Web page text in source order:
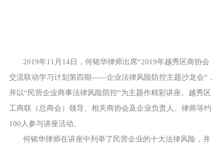
2019年11月14日，何铭华律师出席“2019年越秀区商协会
交流联动学习计划第四期——企业法律风险防控主题沙龙会”，
并以“民营企业商事法律风险防控”为主题作精彩讲座。越秀区
工商联（总商会）领导、相关商协会及企业负责人、律师等约
100人参与讲座活动。
何铭华律师在讲座中列举了民营企业的十大法律风险，并